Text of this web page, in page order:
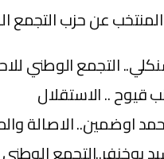
الوطني للأحرار على57 صوتا. وهذه
التجمع الوطني
قيوح .. الاستقلال
اوضمين.. الاصالة
بوخنفر..التجمع الوطني